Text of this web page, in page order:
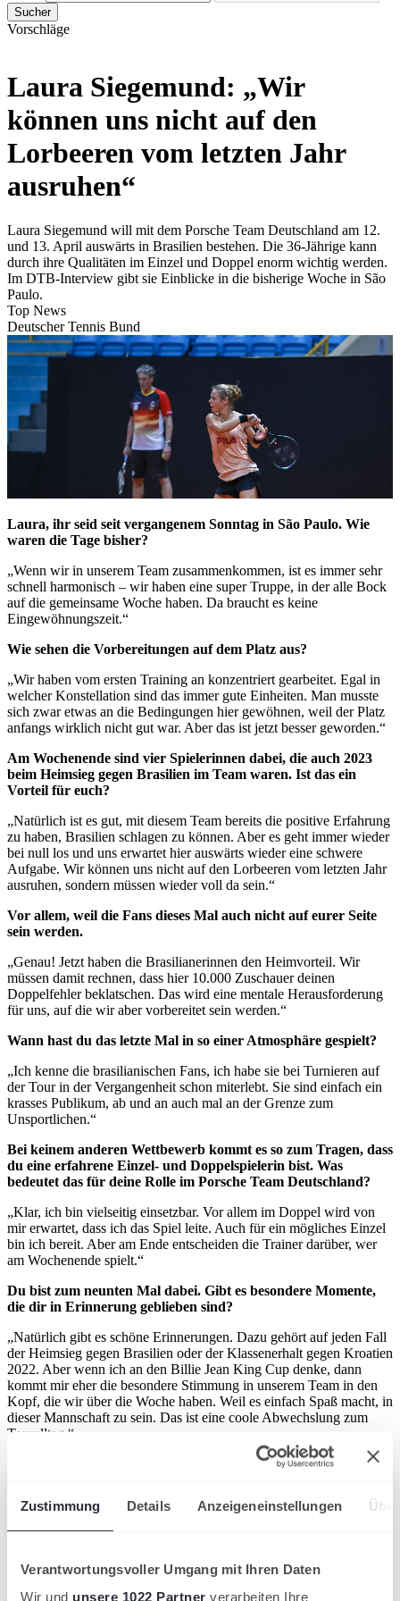
Zustimmung Details Anzeigeneinstellungen
Verantwortungsvoller Umgang mit Ihren Daten
Wir und unsere 1022 Partner verarbeiten Ihre
Sucher
Vorschläge
Laura Siegemund: „Wir
können uns nicht auf den
Lorbeeren vom letzten Jahr
ausruhen“
Laura Siegemund will mit dem Porsche Team Deutschland am 12.
und 13. April auswärts in Brasilien bestehen. Die 36-Jährige kann
durch ihre Qualitäten im Einzel und Doppel enorm wichtig werden.
Im DTB-Interview gibt sie Einblicke in die bisherige Woche in São
Paulo.
Top News
Deutscher Tennis Bund
Laura, ihr seid seit vergangenem Sonntag in São Paulo. Wie
waren die Tage bisher?
„Wenn wir in unserem Team zusammenkommen, ist es immer sehr
schnell harmonisch – wir haben eine super Truppe, in der alle Bock
auf die gemeinsame Woche haben. Da braucht es keine
Eingewöhnungszeit.“
Wie sehen die Vorbereitungen auf dem Platz aus?
„Wir haben vom ersten Training an konzentriert gearbeitet. Egal in
welcher Konstellation sind das immer gute Einheiten. Man musste
sich zwar etwas an die Bedingungen hier gewöhnen, weil der Platz
anfangs wirklich nicht gut war. Aber das ist jetzt besser geworden.“
Am Wochenende sind vier Spielerinnen dabei, die auch 2023
beim Heimsieg gegen Brasilien im Team waren. Ist das ein
Vorteil für euch?
„Natürlich ist es gut, mit diesem Team bereits die positive Erfahrung
zu haben, Brasilien schlagen zu können. Aber es geht immer wieder
bei null los und uns erwartet hier auswärts wieder eine schwere
Aufgabe. Wir können uns nicht auf den Lorbeeren vom letzten Jahr
ausruhen, sondern müssen wieder voll da sein.“
Vor allem, weil die Fans dieses Mal auch nicht auf eurer Seite
sein werden.
„Genau! Jetzt haben die Brasilianerinnen den Heimvorteil. Wir
müssen damit rechnen, dass hier 10.000 Zuschauer deinen
Doppelfehler beklatschen. Das wird eine mentale Herausforderung
für uns, auf die wir aber vorbereitet sein werden.“
Wann hast du das letzte Mal in so einer Atmosphäre gespielt?
„Ich kenne die brasilianischen Fans, ich habe sie bei Turnieren auf
der Tour in der Vergangenheit schon miterlebt. Sie sind einfach ein
krasses Publikum, ab und an auch mal an der Grenze zum
Unsportlichen.“
Bei keinem anderen Wettbewerb kommt es so zum Tragen, dass
du eine erfahrene Einzel- und Doppelspielerin bist. Was
bedeutet das für deine Rolle im Porsche Team Deutschland?
„Klar, ich bin vielseitig einsetzbar. Vor allem im Doppel wird von
mir erwartet, dass ich das Spiel leite. Auch für ein mögliches Einzel
bin ich bereit. Aber am Ende entscheiden die Trainer darüber, wer
am Wochenende spielt.“
Du bist zum neunten Mal dabei. Gibt es besondere Momente,
die dir in Erinnerung geblieben sind?
„Natürlich gibt es schöne Erinnerungen. Dazu gehört auf jeden Fall
der Heimsieg gegen Brasilien oder der Klassenerhalt gegen Kroatien
2022. Aber wenn ich an den Billie Jean King Cup denke, dann
kommt mir eher die besondere Stimmung in unserem Team in den
Kopf, die wir über die Woche haben. Weil es einfach Spaß macht, in
dieser Mannschaft zu sein. Das ist eine coole Abwechslung zum
Touralltag.“
Wie macht sich der Unterschied zur Tour noch bemerkbar?
sonst mit einem recht kleinen Team und oft nur mit meinem Trainer
finde das sehr erfrischend.“